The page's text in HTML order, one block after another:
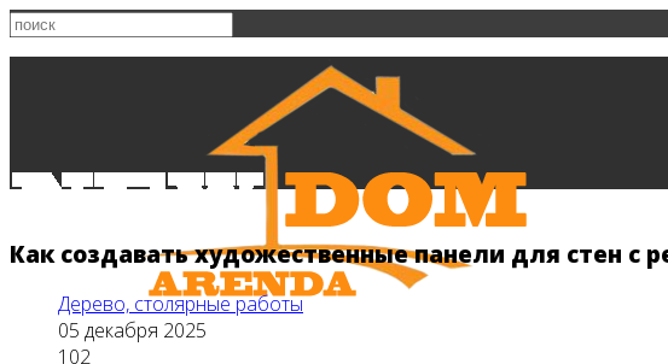
Как создавать художественные панели для стен с
Дерево, столярные работы
05 декабря 2025
102